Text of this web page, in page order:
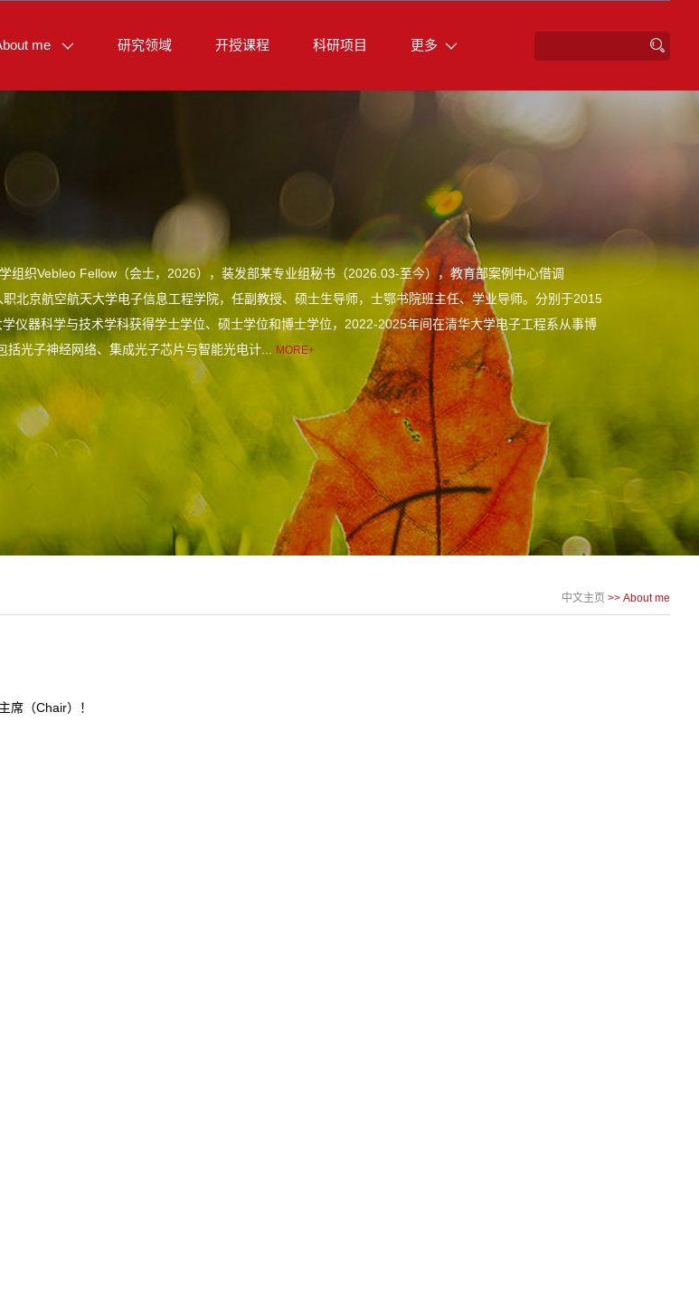
me 研究领域 开授课程 科研项目 更多
组织Vebleo Fellow（会士，2026），装发部某专业组秘书（2026.03-至今），教育部案例中心借调
北京航空航天大学电子信息工程学院，任副教授、硕士生导师，士鄂书院班主任、学业导师。分别于2015
仪器科学与技术学科获得学士学位、硕士学位和博士学位，2022-2025年间在清华大学电子工程系从事博
光子神经网络、集成光子芯片与智能光电计...
MORE+
中文主页 >> About me
席（Chair）！